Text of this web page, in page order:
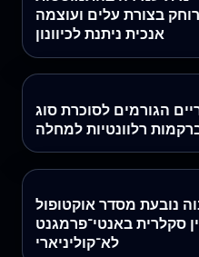
בצורת עלים ועוצמה
אנכית ניתנת לכיוונון
הגורמים לסוכרת סוג
נובעת מסדר אוקטופול
סקלרית באנטי־פרמגנט
לא־קוליניארי